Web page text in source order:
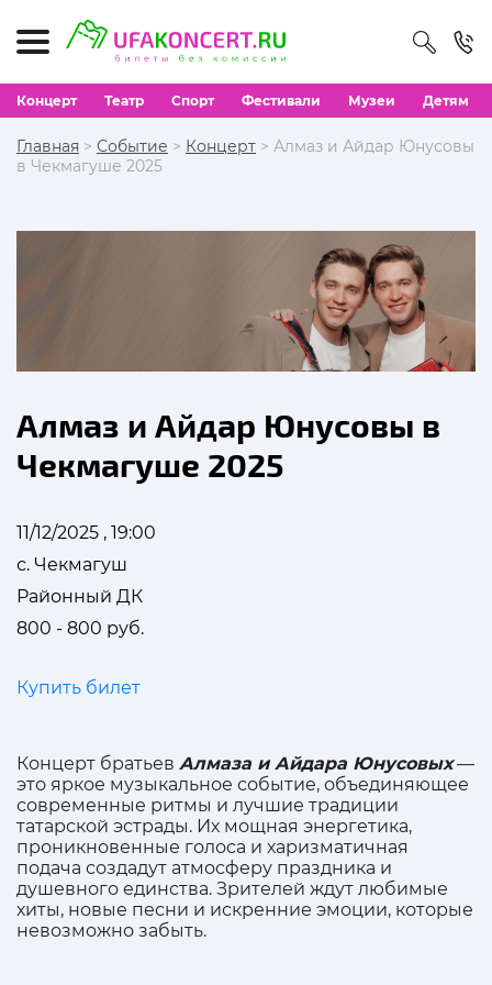
Концерт Театр Спорт Фестивали Музеи Детям
Главная > Событие > Концерт > Алмаз и Айдар Юнусовы
в Чекмагуше 2025
Алмаз и Айдар Юнусовы в
Чекмагуше 2025
11/12/2025 , 19:00
с. Чекмагуш
Районный ДК
800 - 800 руб.
Купить билет
Концерт братьев Алмаза и Айдара Юнусовых—
это яркое музыкальное событие, объединяющее
современные ритмы и лучшие традиции
татарской эстрады. Их мощная энергетика,
проникновенные голоса и харизматичная
подача создадут атмосферу праздника и
душевного единства. Зрителей ждут любимые
хиты, новые песни и искренние эмоции, которые
невозможно забыть.